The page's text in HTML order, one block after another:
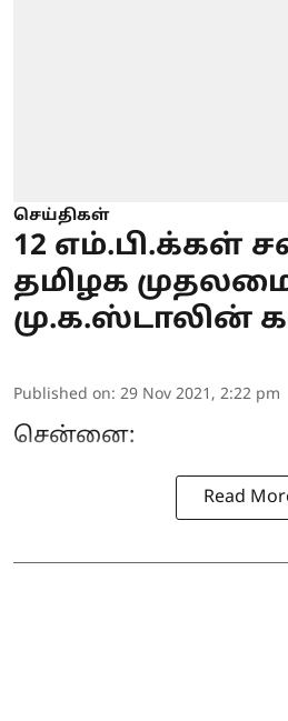
செய்திகள்
12 எம்.பி.க்கள்
தமிழக
Published on: 29 Nov 2021, 2:22 pm
சென்னை:
Read